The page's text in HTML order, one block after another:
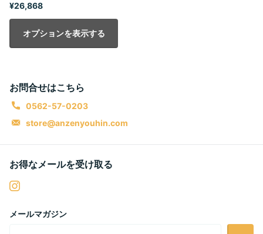
¥26,868
オプションを表示する
お問合せはこちら
0562-57-0203
store@anzenyouhin.com
お得なメールを受け取る
メールマガジン